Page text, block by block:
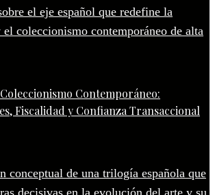
Contemporáneo:
Fiscalidad y Confianza Transaccional